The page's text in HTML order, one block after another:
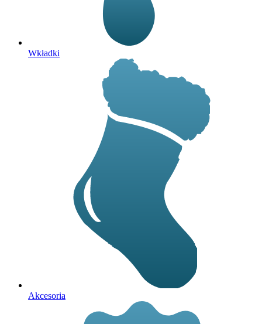
Wkładki
Akcesoria